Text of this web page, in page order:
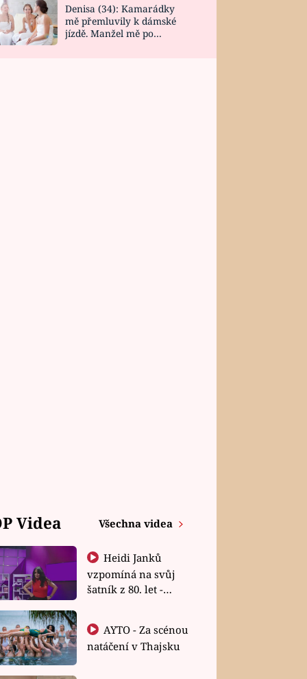
Denisa (34): Kamarádky
mě přemluvily k dámské
jízdě. Manžel mě po
Videa Všechna videa
Heidi Janků
vzpomíná na svůj
šatník z 80. let -
natáčení v Thajsku